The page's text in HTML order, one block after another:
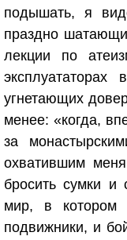
подышать, я
праздно
лекции по
угнетающих
менее: «когда,
за
охватившим
бросить сумки и
мир, в котором
подвижники, и